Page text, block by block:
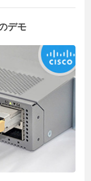
デモ